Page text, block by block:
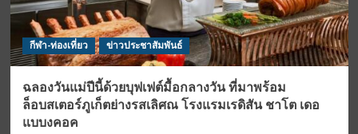
กีฬา-ท่องเที่ยว ข่าวประชาสัมพันธ์
ฉลองวันแม่ปีนี้ด้วยบุฟเฟต์มื้อกลางวัน ที่มาพร้อม
ล็อบสเตอร์ภูเก็ตย่างรสเลิศณ โรงแรมเรดิสัน ชาโต เดอ
แบบงคอค